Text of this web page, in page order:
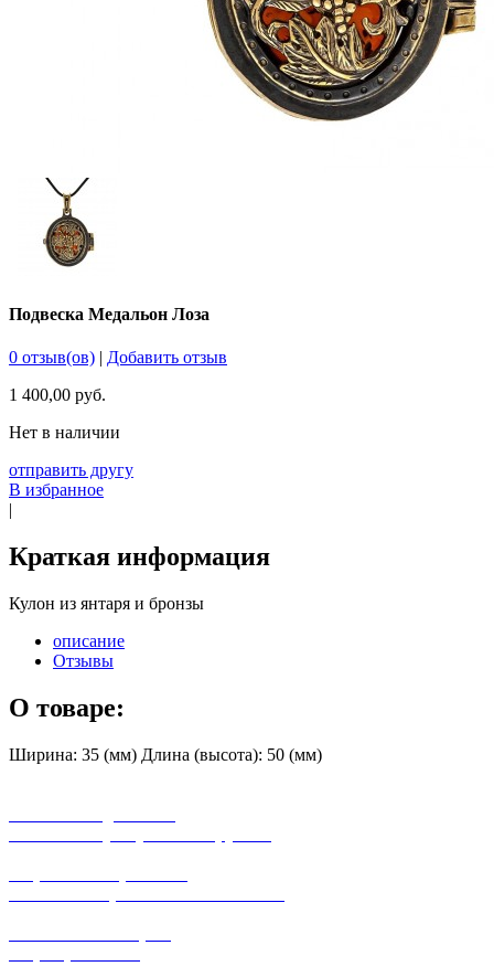
Подвеска Медальон Лоза
0 отзыв(ов) | Добавить отзыв
1 400,00 руб.
Нет в наличии
отправить другу
В избранное
|
Краткая информация
Кулон из янтаря и бронзы
описание
Отзывы
О товаре:
Ширина: 35 (мм) Длина (высота): 50 (мм)